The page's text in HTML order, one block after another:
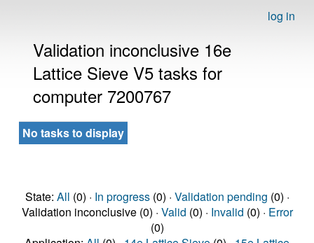
log in
Validation inconclusive 16e
Lattice Sieve V5 tasks for
computer 7200767
No tasks to display
State: All (0) · In progress(0) · Validation pending (0) ·
Validation inconclusive (0) · Valid (0) · Invalid (0) · Error
(0)